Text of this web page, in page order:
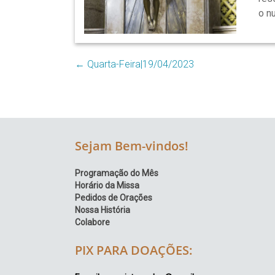
Região
Episcopal
Sé
Setor
o
← Quarta-Feira|19/04/2023
Sejam Bem-vindos!
Programação do Mês
Horário da Missa
Pedidos de Orações
Nossa História
Colabore
PIX PARA DOAÇÕES: